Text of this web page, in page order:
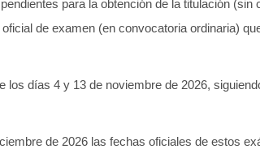
para la obtención de la titulación
de examen (en convocatoria ordinaria)
días 4 y 13 de noviembre de 2026,
de 2026 las fechas oficiales de estos